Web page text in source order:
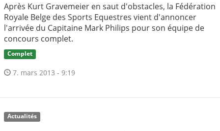
Après Kurt Gravemeier en saut d'obstacles, la Fédération
Royale Belge des Sports Equestres vient d'annoncer
l'arrivée du Capitaine Mark Philips pour son équipe de
concours complet.
Complet
7. mars 2013 - 9:19
Actualités